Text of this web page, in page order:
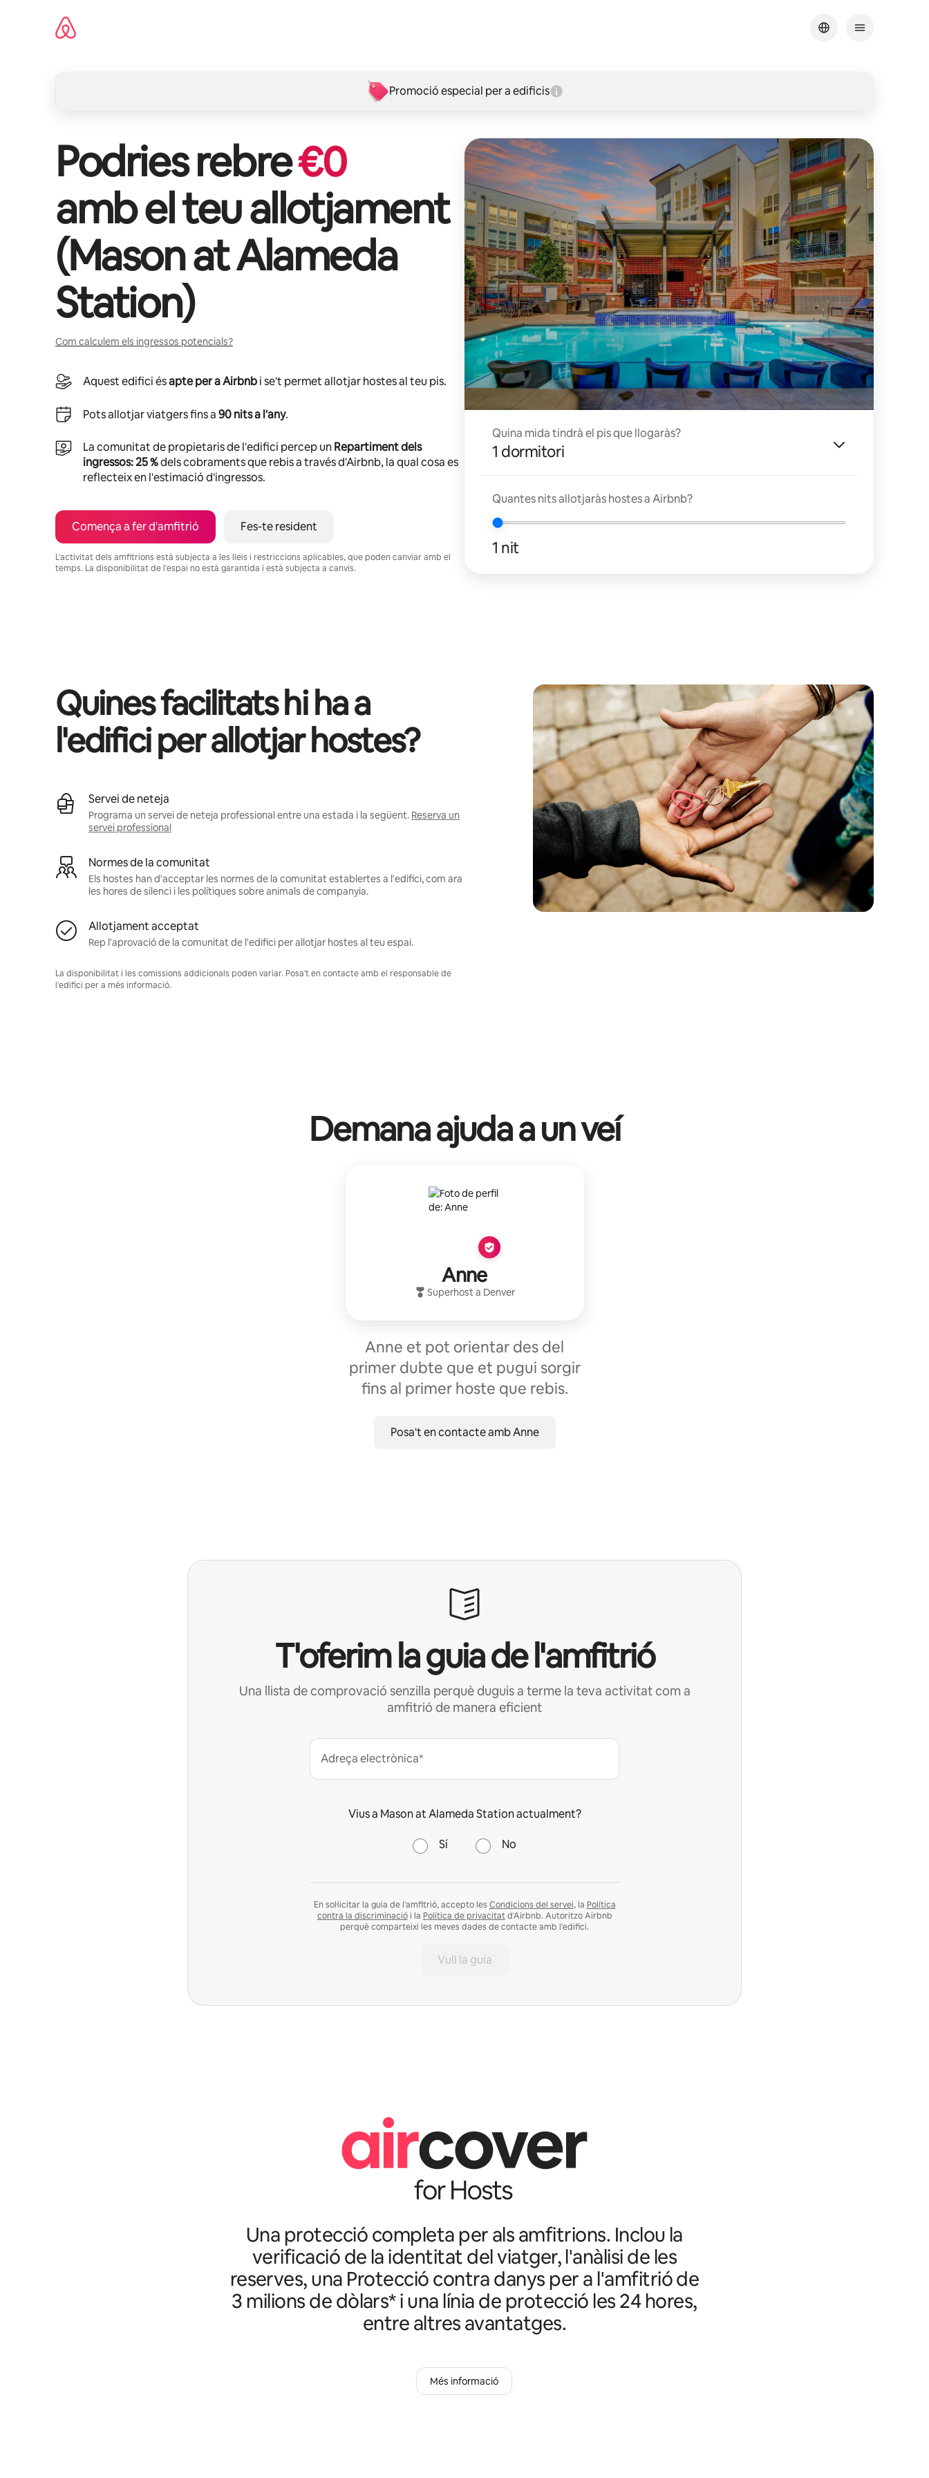
Promoció especial per a edificis
Podries rebre€0
amb el teu allotjament
(Mason at Alameda
Station)
Com calculem els ingressos potencials?
Aquest edifici ésapte per a Airbnbi se't permet allotjar hostes al teu pis.
Pots allotjar viatgers fins a90 nits a l'any.
La comunitat de propietaris de l'edifici percep unRepartiment dels
ingressos: 25 %dels cobraments que rebis a través d'Airbnb, la qual cosa es
reflecteix en l'estimació d'ingressos.
Comença a fer d'amfitrió Fes-te resident
L'activitat dels amfitrions està subjecta a les lleis i restriccions aplicables, que poden canviar amb el
temps. La disponibilitat de l'espai no està garantida i està subjecta a canvis.
Quina mida tindrà el pis que llogaràs?
1 dormitori
Quantes nits allotjaràs hostes a Airbnb?
1 nit
Quines facilitats hi ha a
l'edifici per allotjar hostes?
Servei de neteja
Programa un servei de neteja professional entre una estada i la següent. Reserva un
servei professional
Normes de la comunitat
Els hostes han d'acceptar les normes de la comunitat establertes a l'edifici, com ara
les hores de silenci i les polítiques sobre animals de companyia.
Allotjament acceptat
Rep l'aprovació de la comunitat de l'edifici per allotjar hostes al teu espai.
La disponibilitat i les comissions addicionals poden variar. Posa't en contacte amb el responsable de
l'edifici per a més informació.
Demana ajuda a un veí
Anne
Superhosta Denver
Anne et pot orientar des del
primer dubte que et pugui sorgir
fins al primer hoste que rebis.
Posa't en contacte amb Anne
T'oferim la guia de l'amfitrió
Una llista de comprovació senzilla perquè duguis a terme la teva activitat com a
amfitrió de manera eficient
Adreça electrònica*
Vius a Mason at Alameda Station actualment?
Sí No
En sol·licitar la guia de l'amfitrió, accepto les Condicions del servei, la Política
contra la discriminaciói la Política de privacitatd'Airbnb. Autoritzo Airbnb
perquè comparteixi les meves dades de contacte amb l'edifici.
Vull la guia
Una protecció completa per als amfitrions. Inclou la
verificació de la identitat del viatger, l'anàlisi de les
reserves, una Protecció contra danys per a l'amfitrió de
3 milions de dòlars* i una línia de protecció les 24 hores,
entre altres avantatges.
Més informació